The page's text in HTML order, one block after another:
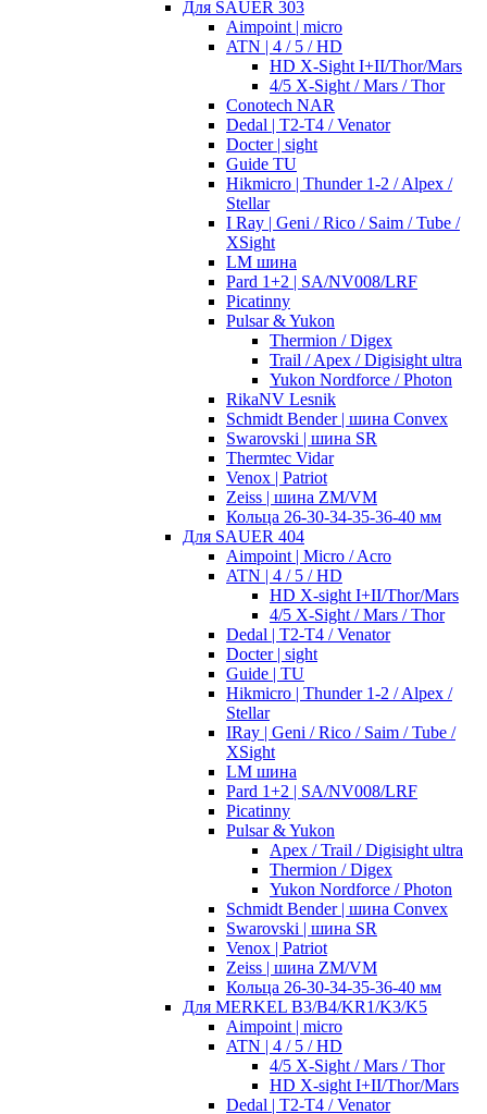
Для SAUER 303
Aimpoint | micro
ATN | 4 / 5 / HD
HD X-Sight I+II/Thor/Mars
4/5 X-Sight / Mars / Thor
Conotech NAR
Dedal | T2-T4 / Venator
Docter | sight
Guide TU
Hikmicro | Thunder 1-2 / Alpex /
Stellar
I Ray | Geni / Rico / Saim / Tube /
XSight
LM шина
Pard 1+2 | SA/NV008/LRF
Picatinny
Pulsar & Yukon
Thermion / Digex
Trail / Apex / Digisight ultra
Yukon Nordforce / Photon
RikaNV Lesnik
Schmidt Bender | шина Convex
Swarovski | шина SR
Thermtec Vidar
Venox | Patriot
Zeiss | шина ZM/VM
Кольца 26-30-34-35-36-40 мм
Для SAUER 404
Aimpoint | Micro / Acro
ATN | 4 / 5 / HD
HD X-sight I+II/Thor/Mars
4/5 X-Sight / Mars / Thor
Dedal | T2-T4 / Venator
Docter | sight
Guide | TU
Hikmicro | Thunder 1-2 / Alpex /
Stellar
IRay | Geni / Rico / Saim / Tube /
XSight
LM шина
Pard 1+2 | SA/NV008/LRF
Picatinny
Pulsar & Yukon
Apex / Trail / Digisight ultra
Thermion / Digex
Yukon Nordforce / Photon
Schmidt Bender | шина Convex
Swarovski | шина SR
Venox | Patriot
Zeiss | шина ZM/VM
Кольца 26-30-34-35-36-40 мм
Для MERKEL B3/B4/KR1/K3/K5
Aimpoint | micro
ATN | 4 / 5 / HD
4/5 X-Sight / Mars / Thor
HD X-sight I+II/Thor/Mars
Dedal | T2-T4 / Venator